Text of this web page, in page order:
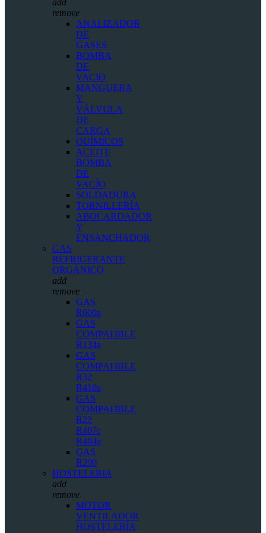
add
remove
ANALIZADOR
DE
GASES
BOMBA
DE
VACIO
MANGUERA
Y
VÁLVULA
DE
CARGA
QUÍMICOS
ACEITE
BOMBA
DE
VACÍO
SOLDADURA
TORNILLERÍA
ABOCARDADOR
Y
ENSANCHADOR
GAS
REFRIGERANTE
ORGÁNICO
add
remove
GAS
R600a
GAS
COMPATIBLE
R134a
GAS
COMPATIBLE
R32
R410a
GAS
COMPATIBLE
R22
R407c
R404a
GAS
R290
HOSTELERIA
add
remove
MOTOR
VENTILADOR
HOSTELERÍA